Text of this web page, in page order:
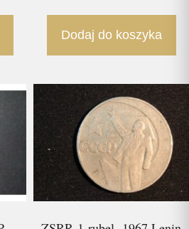
Dodaj do koszyka